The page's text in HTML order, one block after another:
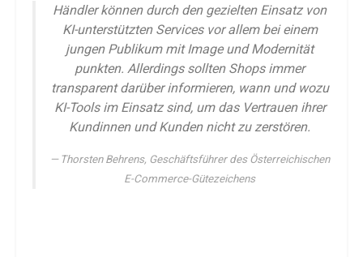
Händler können durch den gezielten Einsatz von
KI-unterstützten Services vor allem bei einem
jungen Publikum mit Image und Modernität
punkten. Allerdings sollten Shops immer
transparent darüber informieren, wann und wozu
KI-Tools im Einsatz sind, um das Vertrauen ihrer
Kundinnen und Kunden nicht zu zerstören.
Thorsten Behrens, Geschäftsführer des Österreichischen
E-Commerce-Gütezeichens